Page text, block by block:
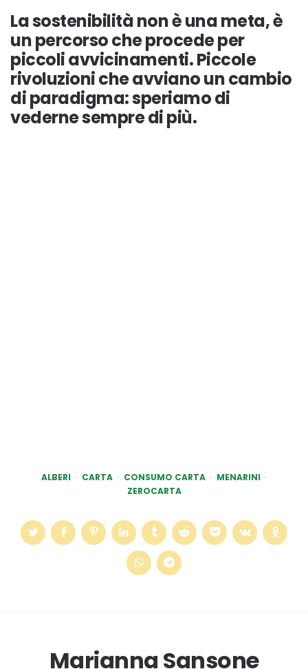
La sostenibilità non è una meta, è
un percorso che procede per
piccoli avvicinamenti. Piccole
rivoluzioni che avviano un cambio
di paradigma: speriamo di
vederne sempre di più.
ALBERI CARTA CONSUMO CARTA
MENARINI
ZEROCARTA
Marianna Sansone